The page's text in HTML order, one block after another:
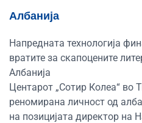
Албанија
Напредната технологија
вратите за скапоцените
Албанија
Центарот „Сотир Колеа“ во
реномирана личност од
на позицијата директор на